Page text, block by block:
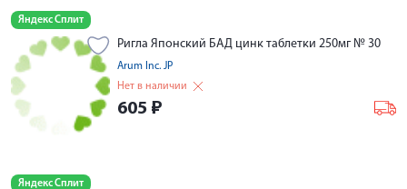
Яндекс Сплит
Ригла Японский БАД цинк таблетки 250мг № 30
Arum Inc. JP
Нет в наличии
605 ₽
Яндекс Сплит